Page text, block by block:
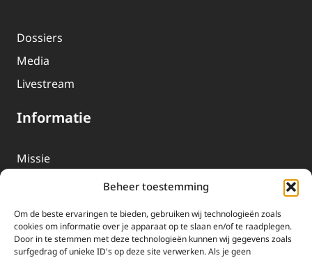
Beheer toestemming
Om de beste ervaringen te bieden, gebruiken wij technologieën zoals
cookies om informatie over je apparaat op te slaan en/of te raadplegen.
Door in te stemmen met deze technologieën kunnen wij gegevens zoals
surfgedrag of unieke ID's op deze site verwerken. Als je geen
Dossiers
Media
Livestream
Informatie
Missie
EWTN-Team
Organisatiegegevens